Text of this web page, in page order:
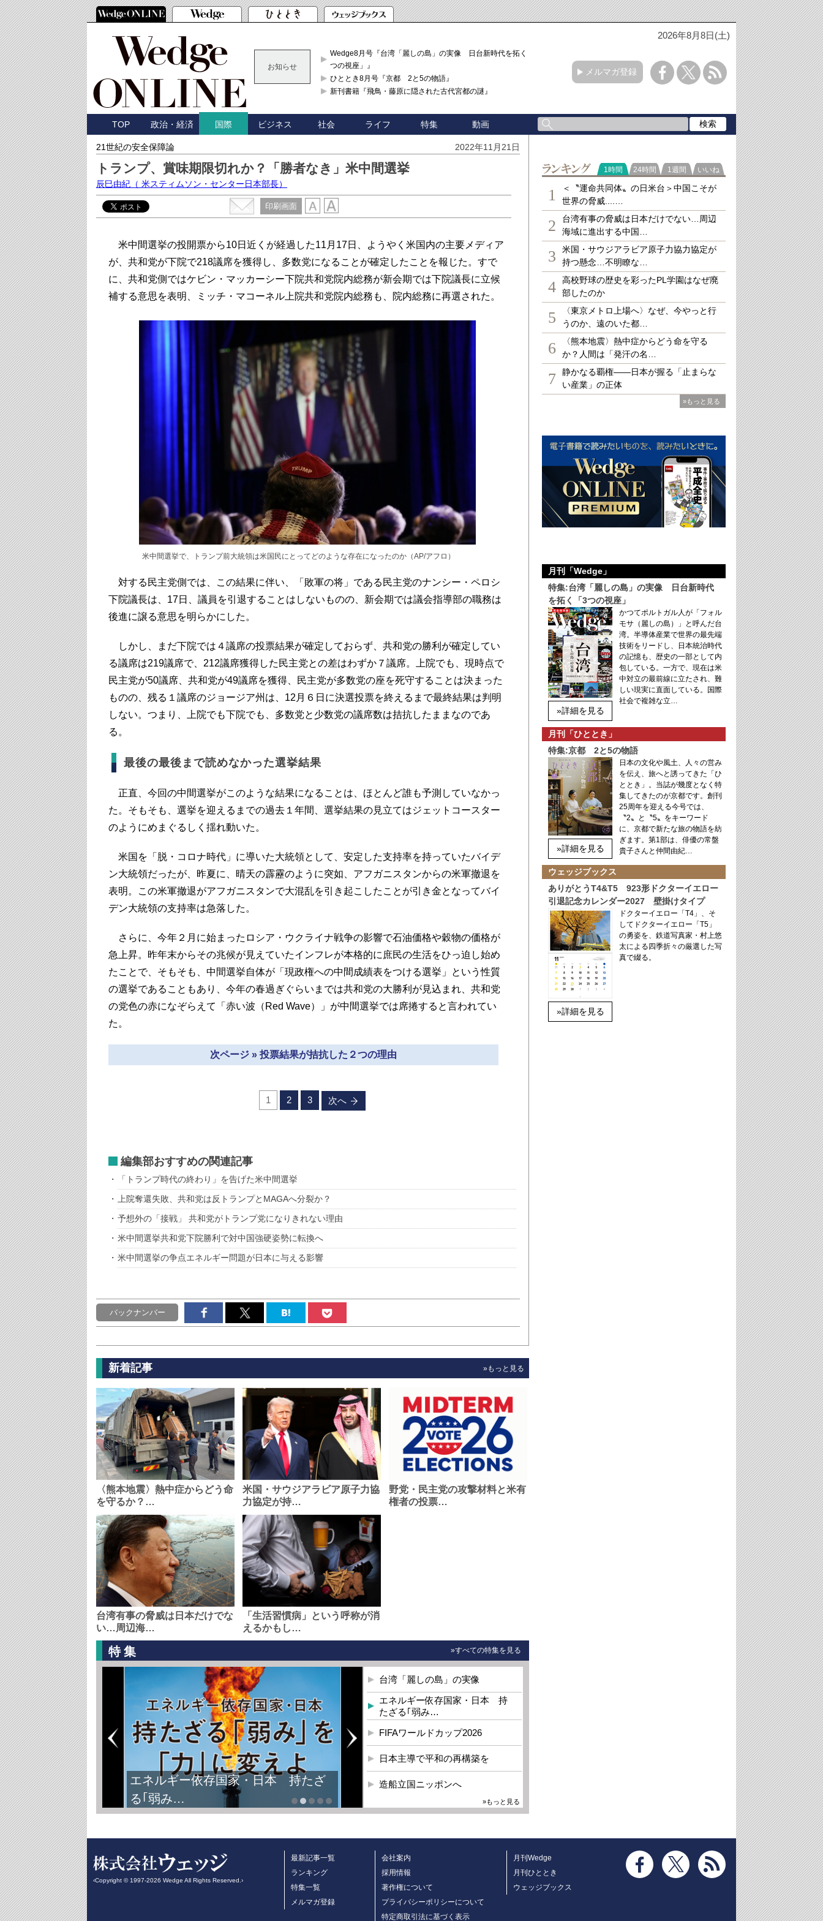
2026年8月8日(土)
お知らせ
Wedge8月号『台湾「麗しの島」の実像 日台新時代を拓く「3
つの視座」』
ひととき8月号『京都 2と5の物語』
新刊書籍『飛鳥・藤原に隠された古代宮都の謎』
メルマガ登録
TOP 政治・経済 国際 ビジネス 社会 ライフ 特集 動画
21世紀の安全保障論 2022年11月21日
トランプ、賞味期限切れか？「勝者なき」米中間選挙
辰巳由紀 （ 米スティムソン・センター日本部長）
印刷画面
米中間選挙の投開票から10日近くが経過した11月17日、ようやく米国内の主要メディア
が、共和党が下院で218議席を獲得し、多数党になることが確定したことを報じた。すで
に、共和党側ではケビン・マッカーシー下院共和党院内総務が新会期では下院議長に立候
補する意思を表明、ミッチ・マコーネル上院共和党院内総務も、院内総務に再選された。
米中間選挙で、トランプ前大統領は米国民にとってどのような存在になったのか（AP/アフロ）
対する民主党側では、この結果に伴い、「敗軍の将」である民主党のナンシー・ペロシ
下院議長は、17日、議員を引退することはしないものの、新会期では議会指導部の職務は
後進に譲る意思を明らかにした。
しかし、まだ下院では４議席の投票結果が確定しておらず、共和党の勝利が確定してい
る議席は219議席で、212議席獲得した民主党との差はわずか７議席。上院でも、現時点で
民主党が50議席、共和党が49議席を獲得、民主党が多数党の座を死守することは決まった
ものの、残る１議席のジョージア州は、12月６日に決選投票を終えるまで最終結果は判明
しない。つまり、上院でも下院でも、多数党と少数党の議席数は拮抗したままなのであ
る。
最後の最後まで読めなかった選挙結果
正直、今回の中間選挙がこのような結果になることは、ほとんど誰も予測していなかっ
た。そもそも、選挙を迎えるまでの過去１年間、選挙結果の見立てはジェットコースター
のようにめまぐるしく揺れ動いた。
米国を「脱・コロナ時代」に導いた大統領として、安定した支持率を持っていたバイデ
ン大統領だったが、昨夏に、晴天の霹靂のように突如、アフガニスタンからの米軍撤退を
表明。この米軍撤退がアフガニスタンで大混乱を引き起こしたことが引き金となってバイ
デン大統領の支持率は急落した。
さらに、今年２月に始まったロシア・ウクライナ戦争の影響で石油価格や穀物の価格が
急上昇。昨年末からその兆候が見えていたインフレが本格的に庶民の生活をひっ迫し始め
たことで、そもそも、中間選挙自体が「現政権への中間成績表をつける選挙」という性質
の選挙であることもあり、今年の春過ぎぐらいまでは共和党の大勝利が見込まれ、共和党
の党色の赤になぞらえて「赤い波（Red Wave）」が中間選挙では席捲すると言われてい
た。
次ページ » 投票結果が拮抗した２つの理由
1 2 3 次へ
編集部おすすめの関連記事
「トランプ時代の終わり」を告げた米中間選挙
上院奪還失敗、共和党は反トランプとMAGAへ分裂か？
予想外の「接戦」 共和党がトランプ党になりきれない理由
米中間選挙共和党下院勝利で対中国強硬姿勢に転換へ
米中間選挙の争点エネルギー問題が日本に与える影響
バックナンバー
新着記事 »もっと見る
〈熊本地震〉熱中症からどう命
を守るか？…
米国・サウジアラビア原子力協
力協定が持…
野党・民主党の攻撃材料と米有
権者の投票…
台湾有事の脅威は日本だけでな
い…周辺海…
「生活習慣病」という呼称が消
えるかもし…
特集 »すべての特集を見る
エネルギー依存国家・日本 持たざ
る｢弱み…
台湾「麗しの島」の実像
エネルギー依存国家・日本 持
たざる｢弱み…
FIFAワールドカップ2026
日本主導で平和の再構築を
造船立国ニッポンへ
»もっと見る
ランキング
1時間 24時間 1週間 いいね
1
＜〝運命共同体〟の日米台＞中国こそが
世界の脅威....…
2
台湾有事の脅威は日本だけでない…周辺
海域に進出する中国…
3
米国・サウジアラビア原子力協力協定が
持つ懸念…不明瞭な…
4
高校野球の歴史を彩ったPL学園はなぜ廃
部したのか
5
〈東京メトロ上場へ〉なぜ、今やっと行
うのか、遠のいた都…
6
〈熊本地震〉熱中症からどう命を守る
か？人間は「発汗の名…
7
静かなる覇権――日本が握る「止まらな
い産業」の正体
»もっと見る
月刊「Wedge」
特集:台湾「麗しの島」の実像 日台新時代
を拓く「3つの視座」
»詳細を見る
かつてポルトガル人が「フォル
モサ（麗しの島）」と呼んだ台
湾。半導体産業で世界の最先端
技術をリードし、日本統治時代
の記憶も、歴史の一部として内
包している。一方で、現在は米
中対立の最前線に立たされ、難
しい現実に直面している。国際
社会で複雑な立…
月刊「ひととき」
特集:京都 2と5の物語
»詳細を見る
日本の文化や風土、人々の営み
を伝え、旅へと誘ってきた「ひ
ととき」。当誌が幾度となく特
集してきたのが京都です。創刊
25周年を迎える今号では、
〝2〟と〝5〟をキーワード
に、京都で新たな旅の物語を紡
ぎます。第1部は、俳優の常盤
貴子さんと仲間由紀…
ウェッジブックス
ありがとうT4&T5 923形ドクターイエロー
引退記念カレンダー2027 壁掛けタイプ
»詳細を見る
ドクターイエロー「T4」、そ
してドクターイエロー「T5」
の勇姿を、鉄道写真家・村上悠
太による四季折々の厳選した写
真で綴る。
‹Copyright © 1997-2026 Wedge All Rights Reserved.›
最新記事一覧
ランキング
特集一覧
メルマガ登録
会社案内
採用情報
著作権について
プライバシーポリシーについて
特定商取引法に基づく表示
月刊Wedge
月刊ひととき
ウェッジブックス